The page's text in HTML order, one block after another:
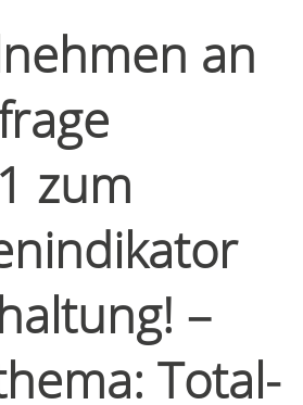
an
zum
–
Total-